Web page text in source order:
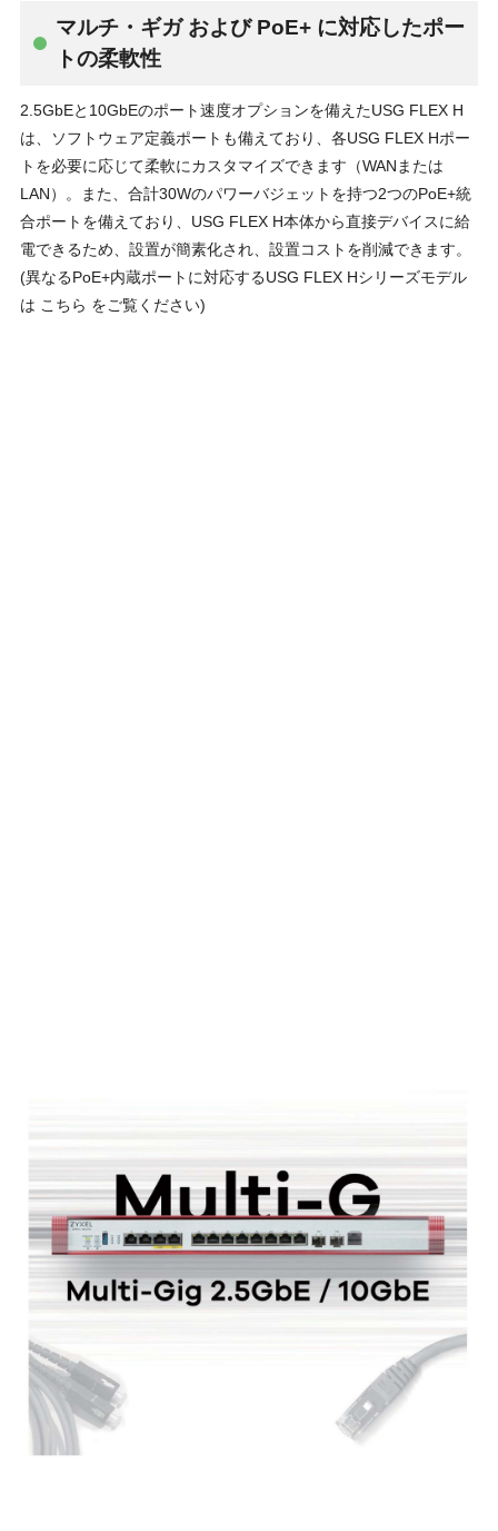
マルチ・ギガ および PoE+ に対応したポー
トの柔軟性
2.5GbEと10GbEのポート速度オプションを備えたUSG FLEX H
は、ソフトウェア定義ポートも備えており、各USG FLEX Hポー
トを必要に応じて柔軟にカスタマイズできます（WANまたは
LAN）。また、合計30Wのパワーバジェットを持つ2つのPoE+統
合ポートを備えており、USG FLEX H本体から直接デバイスに給
電できるため、設置が簡素化され、設置コストを削減できます。
(異なるPoE+内蔵ポートに対応するUSG FLEX Hシリーズモデル
は こちら をご覧ください)